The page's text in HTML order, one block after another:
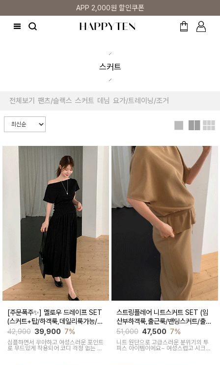
매주 리뷰어 최대 1만원 쿠폰
스커트
전체보기 팬츠/슬랙스 스커트 데님 요가/트레이닝/조거
[주문폭주✨] 멜로우 드레이프 SET
(스커트+탑/하객룩,데일리룩가능/임
산부,출산후 착용가능)
42,900 39,900 7%
심플하면서 우아하고 여성스러운 포인트
로 무드있게 착용되어 코디 걱정 없는 투
피스 아이템이에요
스트링플레어 니트스커트 SET (임
산부하객룩,출근룩/밴딩스커트/출산
후 착용가능)
51,000 47,500 7%
니트 원단으로 고급스러운 분위기의 투
피스 아이템이에요~ 여성스럽고 시크한